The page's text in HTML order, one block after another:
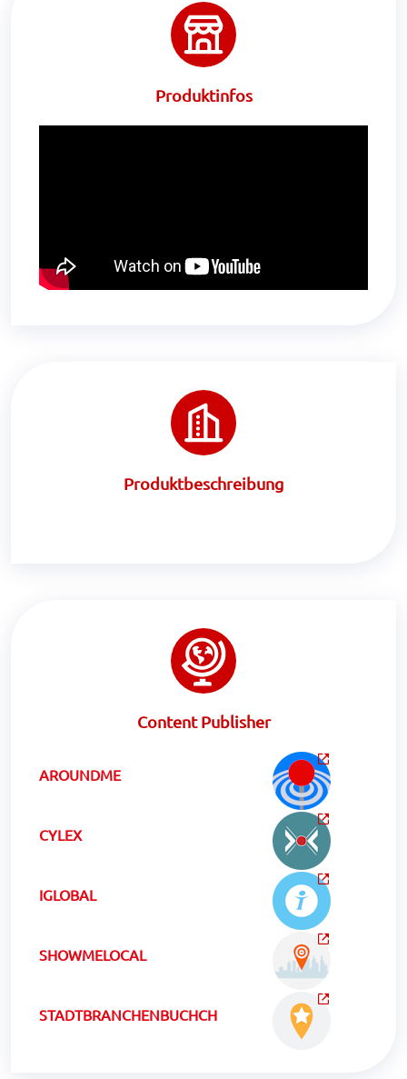
Produktinfos
Produktbeschreibung
Content Publisher
AROUNDME
CYLEX
IGLOBAL
SHOWMELOCAL
STADTBRANCHENBUCHCH